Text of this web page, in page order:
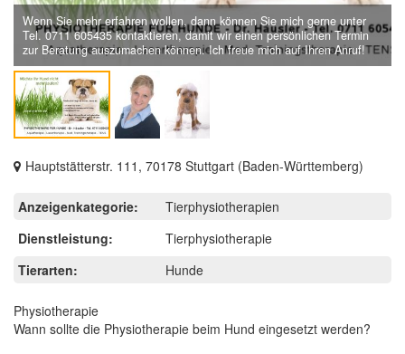
Wenn Sie mehr erfahren wollen, dann können Sie mich gerne unter
Tel. 0711 605435 kontaktieren, damit wir einen persönlichen Termin
zur Beratung auszumachen können. Ich freue mich auf Ihren Anruf!
Hauptstätterstr. 111, 70178 Stuttgart (Baden-Württemberg)
Anzeigenkategorie:
Tierphysiotherapien
Dienstleistung:
Tierphysiotherapie
Tierarten:
Hunde
Physiotherapie
Wann sollte die Physiotherapie beim Hund eingesetzt werden?